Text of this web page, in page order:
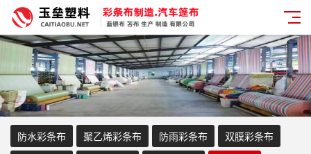
防水彩条布 聚乙烯彩条布 防雨彩条布
双膜彩条布